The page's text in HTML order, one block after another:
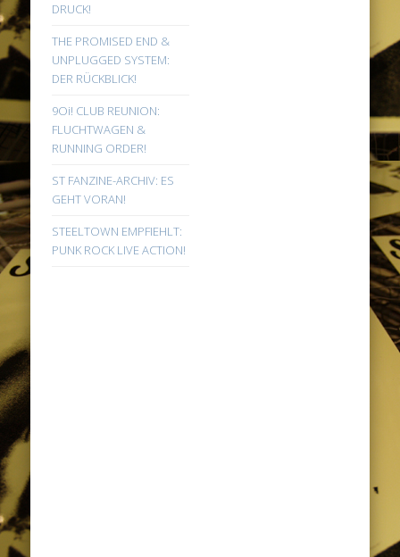
DRUCK!
THE PROMISED END &
UNPLUGGED SYSTEM:
DER RÜCKBLICK!
9Oi! CLUB REUNION:
FLUCHTWAGEN &
RUNNING ORDER!
ST FANZINE-ARCHIV: ES
GEHT VORAN!
STEELTOWN EMPFIEHLT:
PUNK ROCK LIVE ACTION!